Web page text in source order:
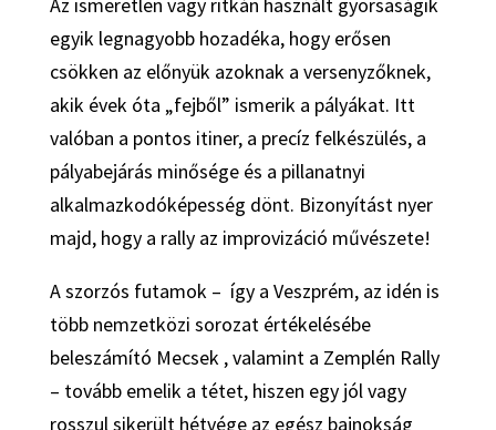
egyik legnagyobb hozadéka, hogy erősen
csökken az előnyük azoknak a versenyzőknek,
akik évek óta „fejből” ismerik a pályákat. Itt
valóban a pontos itiner, a precíz felkészülés, a
pályabejárás minősége és a pillanatnyi
alkalmazkodóképesség dönt. Bizonyítást nyer
majd, hogy a rally az improvizáció művészete!
A szorzós futamok – így a Veszprém, az idén is
több nemzetközi sorozat értékelésébe
beleszámító Mecsek , valamint a Zemplén Rally
– tovább emelik a tétet, hiszen egy jól vagy
rosszul sikerült hétvége az egész bajnokság